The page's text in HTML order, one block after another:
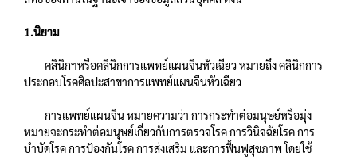
1.นิยาม
- คลินิกฯหรือคลินิกการแพทย์แผนจีนหัวเฉียว หมายถึง คลินิกการ
ประกอบโรคศิลปะสาขาการแพทย์แผนจีนหัวเฉียว
- การแพทย์แผนจีน หมายความว่า การกระทำต่อมนุษย์หรือมุ่ง
หมายจะกระทำต่อมนุษย์เกี่ยวกับการตรวจโรค การวินิจฉัยโรค การ
บำบัดโรค การป้องกันโรค การส่งเสริม และการฟื้นฟูสุขภาพ โดยใช้